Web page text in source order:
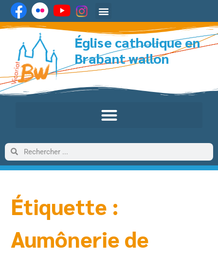
Église catholique en
Brabant wallon
Étiquette :
Aumônerie de